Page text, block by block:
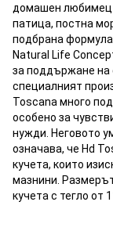
домашен любимец
патица, постна
подбрана формула
Natural Life
за поддържане на
специалният
Toscana много
особено за
нужди. Неговото
означава, че Hd
кучета, които
мазнини.
кучета с тегло от